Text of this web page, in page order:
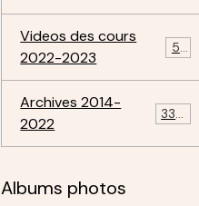
Videos des cours
2022-2023
50
Archives 2014-
2022
334
Albums photos